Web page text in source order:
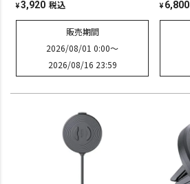
¥3,920 税込
販売期間
2026/08/01 0:00〜
2026/08/16 23:59
¥ 6,800